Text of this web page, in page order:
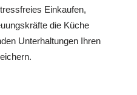
Einkaufen,
die Küche
Unterhaltungen Ihren